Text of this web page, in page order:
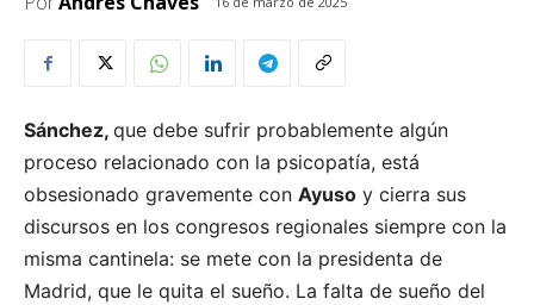
Sánchez, que debe sufrir probablemente algún
proceso relacionado con la psicopatía, está
obsesionado gravemente con Ayuso y cierra sus
discursos en los congresos regionales siempre con la
misma cantinela: se mete con la presidenta de
Madrid, que le quita el sueño. La falta de sueño del